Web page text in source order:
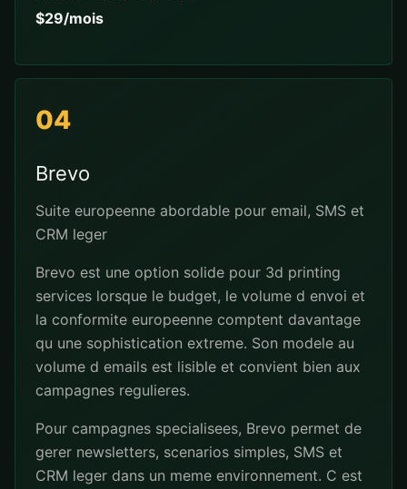
$29/mois
04
Brevo
Suite europeenne abordable pour email, SMS et
CRM leger
Brevo est une option solide pour 3d printing
services lorsque le budget, le volume d envoi et
la conformite europeenne comptent davantage
qu une sophistication extreme. Son modele au
volume d emails est lisible et convient bien aux
campagnes regulieres.
Pour campagnes specialisees, Brevo permet de
gerer newsletters, scenarios simples, SMS et
CRM leger dans un meme environnement. C est